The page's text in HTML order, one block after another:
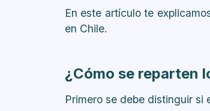
En este artículo te
en Chile.
¿Cómo se reparten
Primero se debe distinguir si